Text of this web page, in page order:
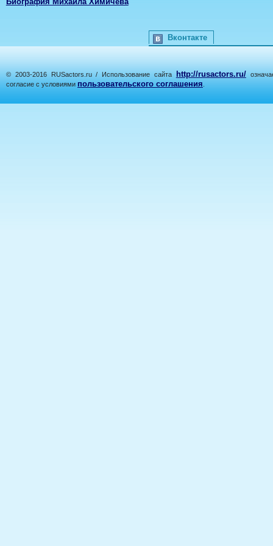
Вконтакте
© 2003-2016 RUSactors.ru / Использование сайта http://rusactors.ru/
согласие с условиями пользовательского соглашения